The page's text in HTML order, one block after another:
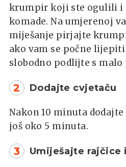
krumpir koji ste ogulili i
komade. Na umjerenoj
miješanje pirjajte
ako vam se počne lijepiti
slobodno podlijte s
2 Dodajte cvjetaču
Nakon 10 minuta
još oko 5 minuta.
3 Umiješajte rajčice